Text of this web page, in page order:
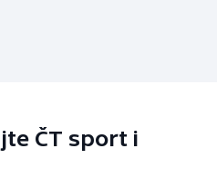
ČT sport i